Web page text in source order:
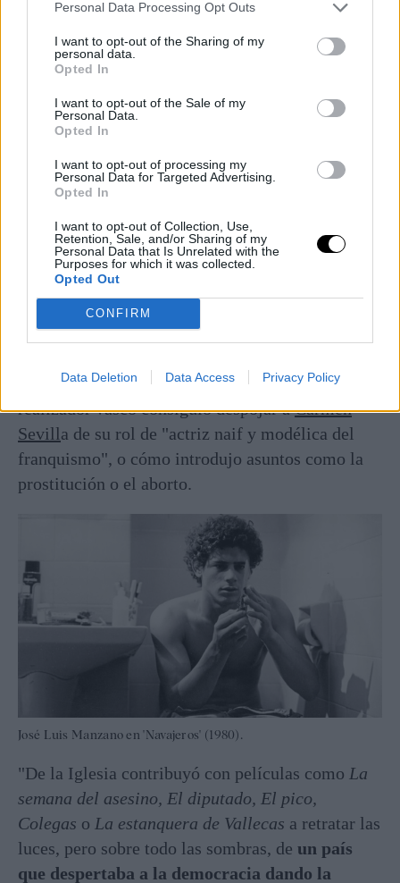
Personal Data Processing Opt Outs
I want to opt-out of the Sharing of my
personal data.
Opted In
I want to opt-out of the Sale of my
Personal Data.
Opted In
I want to opt-out of processing my
Personal Data for Targeted Advertising.
Opted In
I want to opt-out of Collection, Use,
Retention, Sale, and/or Sharing of my
Personal Data that Is Unrelated with the
Purposes for which it was collected.
Opted Out
CONFIRM
Data Deletion Data Access Privacy Policy
España a la humanidad, a las que bien podría
añadirse el cine quinqui", escribe el periodista
Eduardo Bravo
el que De la Iglesia se implica desde "la crítica
social, la militancia política y el deseo".
Por su parte, el programador de cine y escritor
de cine terrorque se aproximó a subgéneros
como elgiallo, elthrillero el terror gótico
durante los años de la dictadura. También hay
espacio parauna lectura feminista
Eloy de la Iglesia en el ensayo que le dedica la
Francina Ribes Pericàs, quien destaca cómo el
realizador vasco consiguió despojar aCarmen
Sevilla de su rol de "actriz naif y modélica del
franquismo", o cómo introdujo asuntos como la
prostitución o el aborto.
José Luis Manzano en 'Navajeros' (1980).
"De la Iglesia contribuyó con películas como La
semana del asesino, El diputado, El pico,
Colegas o La estanquera de Vallecas a retratar las
luces, pero sobre todo las sombras, de un país
que despertaba a la democracia dando la